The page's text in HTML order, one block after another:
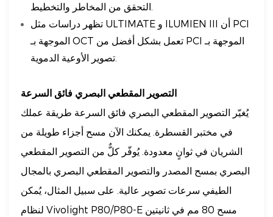
تظهر دراسات مثل ULTIMATE و ILUMIEN III أن PCI
الموجهة بـ OCT تعمل بشكل أفضل من PCI الموجهة بـ
التصوير المقطعي البصري فائق السرعة
يُغيّر التصوير المقطعي البصري فائق السرعة طريقة عملك
في مختبر القسطرة. يمكنك الآن مسح أجزاء طويلة من
الشريان في ثوانٍ معدودة. يُوفّر كلٌّ من التصوير المقطعي
البصري بمسح المصدر والتصوير المقطعي البصري بالمجال
الطيفي سرعات تصوير عالية. على سبيل المثال، يُمكن
لنظام Vivolight P80/P80-E مسح 80 مم في ثانيتين